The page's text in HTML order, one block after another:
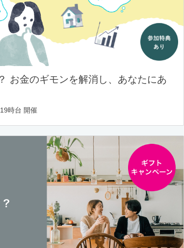
お金のギモンを解消し、あなたにあ
時台 開催